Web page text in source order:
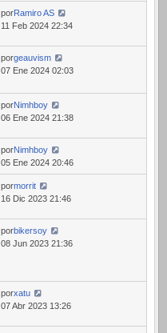
porRamiro AS
11 Feb 2024 22:34
porgeauvism
07 Ene 2024 02:03
porNimhboy
06 Ene 2024 21:38
porNimhboy
05 Ene 2024 20:46
pormorrit
16 Dic 2023 21:46
porbikersoy
08 Jun 2023 21:36
porxatu
07 Abr 2023 13:26